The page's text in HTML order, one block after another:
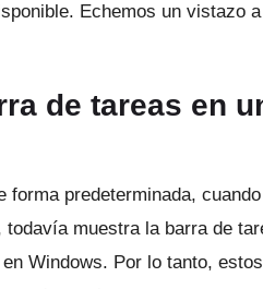
Echemos un vistazo
de tareas en
forma predeterminada,
muestra la barra de
Windows. Por lo tanto,